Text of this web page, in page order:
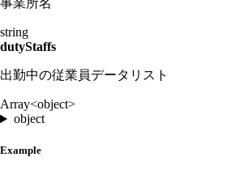
事業所名
string
dutyStaffs
出勤中の従業員データリスト
Array<object>
object
Example